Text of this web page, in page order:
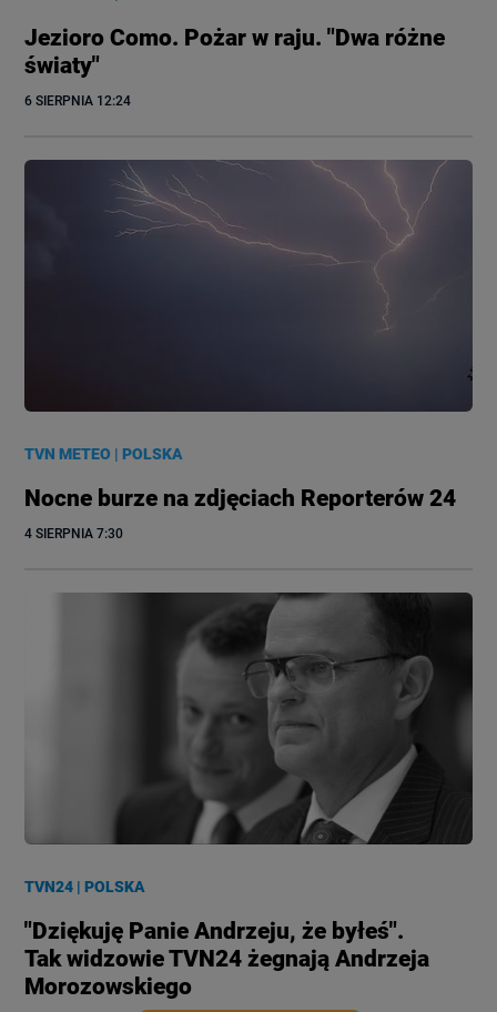
Jezioro Como. Pożar w raju. "Dwa różne
światy"
6 SIERPNIA 12:24
TVN METEO |POLSKA
Nocne burze na zdjęciach Reporterów 24
4 SIERPNIA 7:30
TVN24 |POLSKA
"Dziękuję Panie Andrzeju, że byłeś".
Tak widzowie TVN24 żegnają Andrzeja
Morozowskiego